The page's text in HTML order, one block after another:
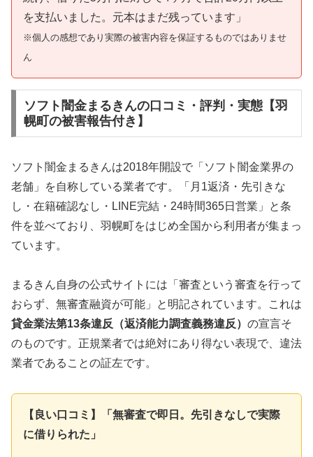
を支払いました。元本はまだ残っています」
※個人の感想であり実際の被害内容を保証するものではありませ
ん
ソフト闇金まるきんの口コミ・評判・実態【羽
幌町の被害報告付き】
ソフト闇金まるきんは2018年開設で「ソフト闇金業界の
老舗」を自称している業者です。「月1返済・先引きな
し・在籍確認なし・LINE完結・24時間365日営業」と条
件を並べており、羽幌町をはじめ全国から利用者が集まっ
ています。
まるきん自身の公式サイトには「審査という審査を行って
おらず、無審査融資が可能」と明記されています。これは
貸金業法第13条違反（返済能力調査義務違反） の宣言そ
のものです。正規業者では絶対にあり得ない表現で、違法
業者であることの証左です。
【良い口コミ】「無審査で即日。先引きなしで実際
に借りられた」